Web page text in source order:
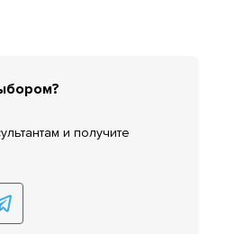
и получите